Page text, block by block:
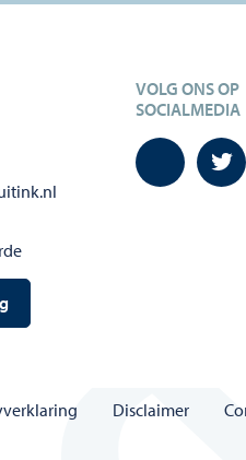
VOLG ONS OP
SOCIALMEDIA
Disclaimer